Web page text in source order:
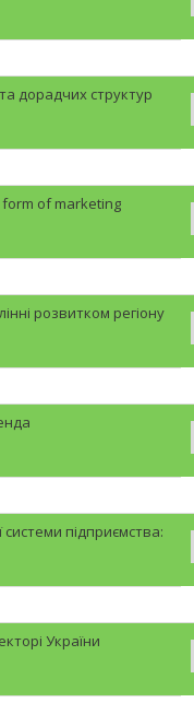
дорадчих структур
of marketing
розвитком регіону
системи підприємства:
України